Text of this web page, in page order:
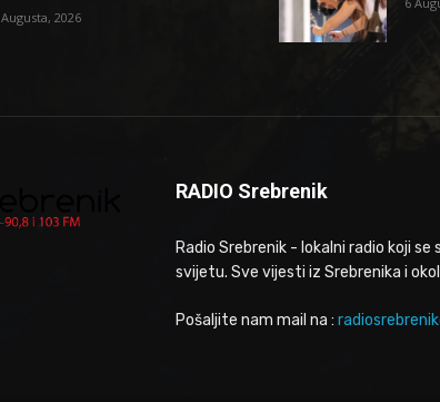
2026
RADIO Srebrenik
Radio Srebrenik - lokalni radio koji se
svijetu. Sve vijesti iz Srebrenika i
Pošaljite nam mail na :